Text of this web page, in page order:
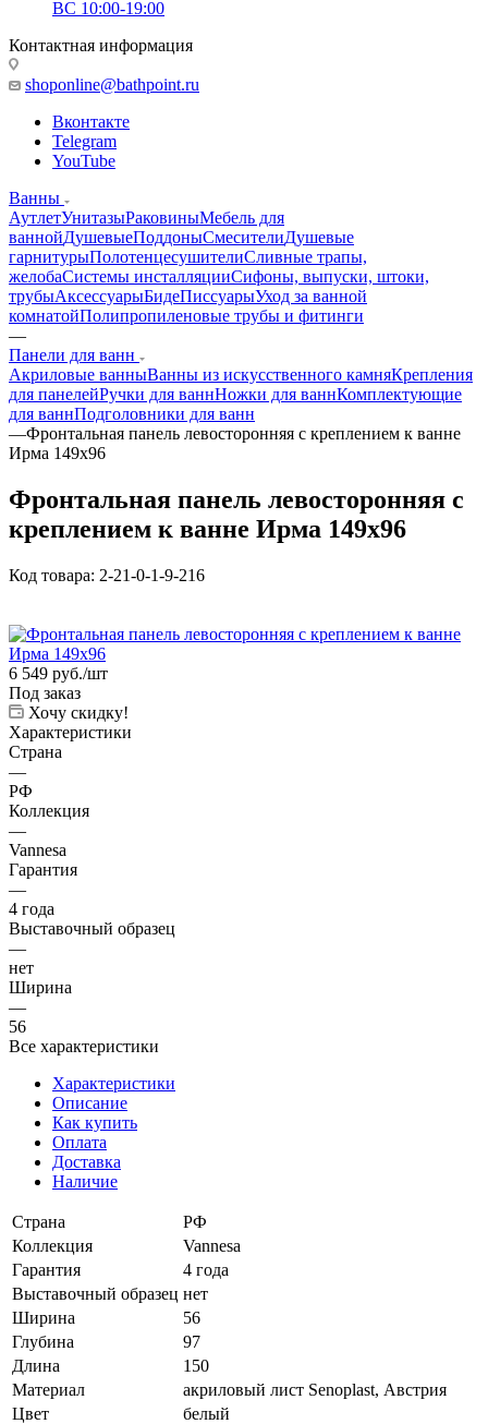
ВС 10:00-19:00
Контактная информация
shoponline@bathpoint.ru
Вконтакте
Telegram
YouTube
Ванны
АутлетУнитазыРаковиныМебель для
ваннойДушевыеПоддоныСмесителиДушевые
гарнитурыПолотенцесушителиСливные трапы,
желобаСистемы инсталляцииСифоны, выпуски, штоки,
трубыАксессуарыБидеПиссуарыУход за ванной
комнатойПолипропиленовые трубы и фитинги
—
Панели для ванн
Акриловые ванныВанны из искусственного камняКрепления
для панелейРучки для ваннНожки для ваннКомплектующие
для ваннПодголовники для ванн
—Фронтальная панель левосторонняя с креплением к ванне
Ирма 149х96
Фронтальная панель левосторонняя с
креплением к ванне Ирма 149х96
Код товара: 2-21-0-1-9-216
6 549 руб./шт
Под заказ
Хочу скидку!
Характеристики
Страна
—
РФ
Коллекция
—
Vannesa
Гарантия
—
4 года
Выставочный образец
—
нет
Ширина
—
56
Все характеристики
Характеристики
Описание
Как купить
Оплата
Доставка
Наличие
Страна
РФ
Коллекция
Vannesa
Гарантия
4 года
Выставочный образец нет
Ширина
56
Глубина
97
Длина
150
Материал
акриловый лист Senoplast, Австрия
Цвет
белый